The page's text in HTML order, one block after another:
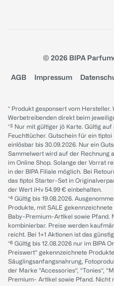
© 2026 BIPA
AGB Impressum
* Produkt gesponsert vom
Werbetreibenden direkt beim
*³ Nur mit gültiger jö Karte. Gültig auf
Feuchttücher. Gutschein für ein
einlösbar bis 30.09.2026. Nur ein
Sammelwert wird auf der Rechnung
im Online Shop. Solange der Vorrat
in der BIPA Filiale möglich. Bei
das tiptoi Starter-Set in
der Wert iHv 54.99 € einbehalten.
*⁴ Gültig bis 19.08.2026.
Produkte, mit SALE
Baby-Premium-Artikel sowie Pfand.
kombinierbar. Preise werden
reicht. Bei 1+1 Aktionen ist das
*⁸ Gültig bis 12.08.2026 nur im BIPA
Preiswert“ gekennzeichnete
Säuglingsanfangsnahrung,
der Marke “Accessories“, “Tonies“,
Premium- Artikel sowie Pfand. Nicht